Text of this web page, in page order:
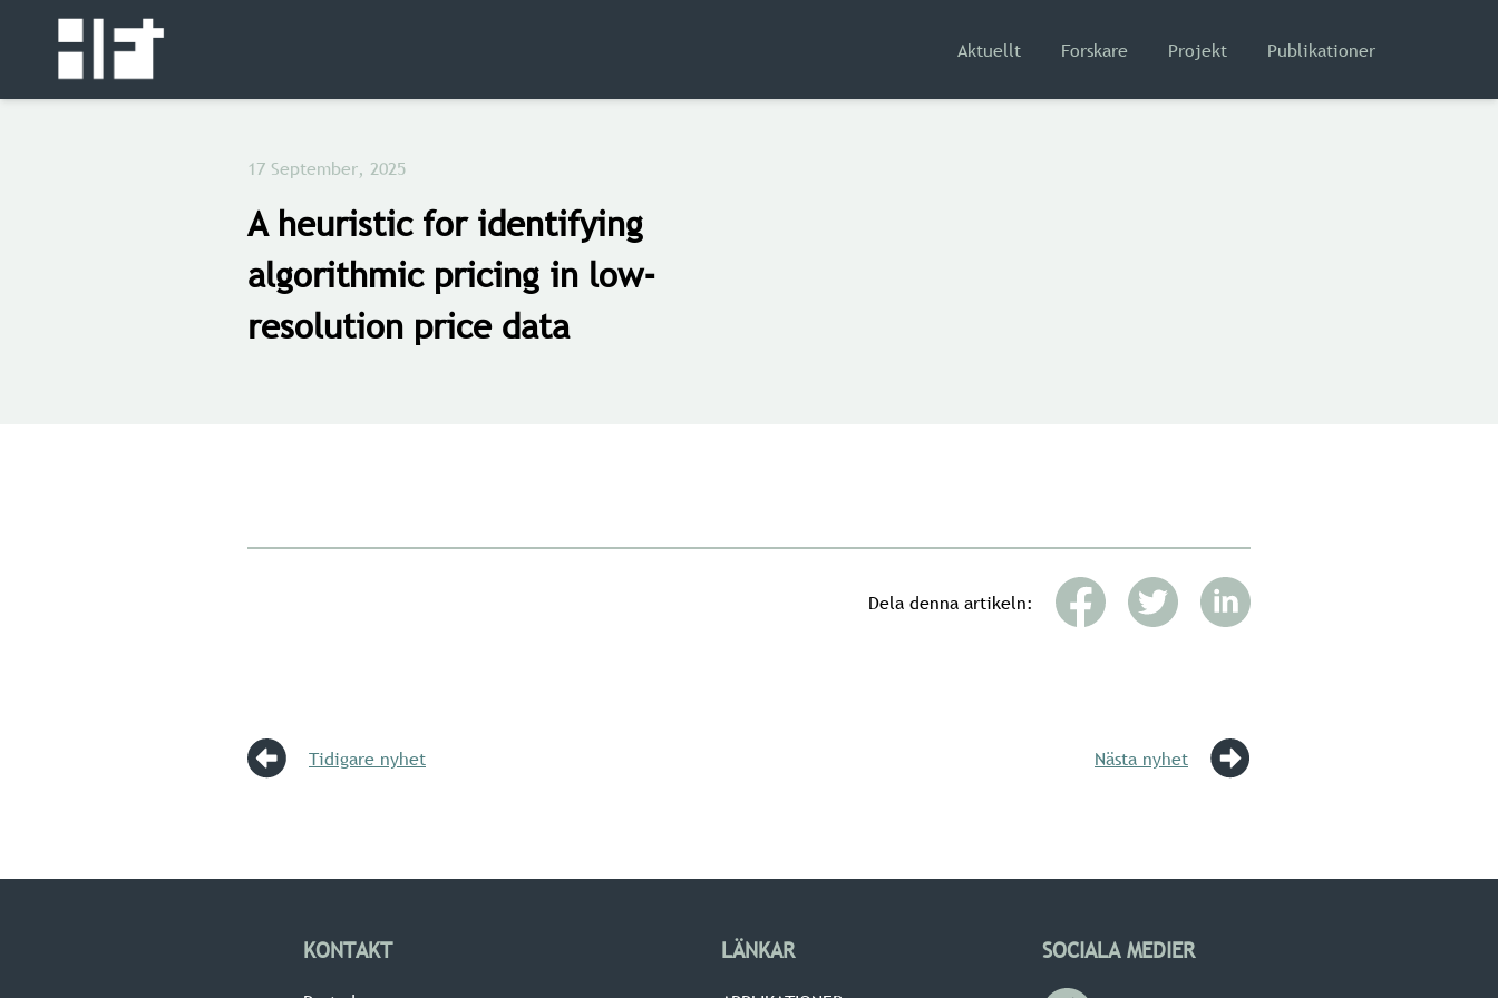
Aktuellt Forskare Projekt Publikationer
17 September, 2025
A heuristic for identifying
algorithmic pricing in low-
resolution price data
Dela denna artikeln:
Tidigare nyhet Nästa nyhet
KONTAKT LÄNKAR SOCIALA MEDIER